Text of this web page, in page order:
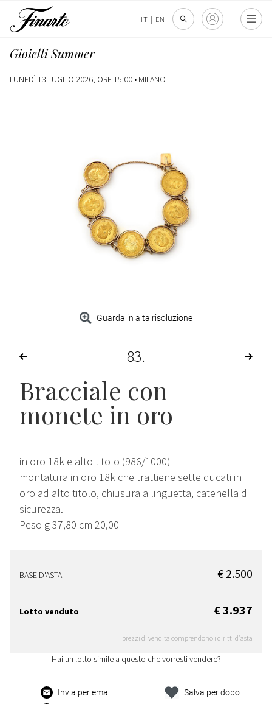
IT | EN
Gioielli Summer
LUNEDÌ 13 LUGLIO 2026, ORE 15:00 • MILANO
Guarda in alta risoluzione
83
Bracciale con
monete in oro
in oro 18k e alto titolo (986/1000)
montatura in oro 18k che trattiene sette ducati in
oro ad alto titolo, chiusura a linguetta, catenella di
sicurezza.
Peso g 37,80 cm 20,00
BASE D'ASTA € 2.500
Lotto venduto € 3.937
I prezzi di vendita comprendono i diritti d'asta
Hai un lotto simile a questo che vorresti vendere?
Invia per email
Salva per dopo